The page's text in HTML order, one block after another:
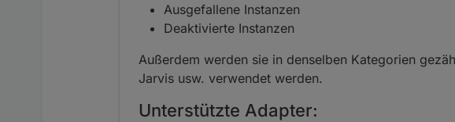
Ausgefallene Instanzen
Deaktivierte Instanzen
Außerdem werden sie in denselben Kategorien
Jarvis usw. verwendet werden.
Unterstützte Adapter: